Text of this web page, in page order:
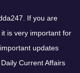
If you are
is very important for
updates
Current Affairs